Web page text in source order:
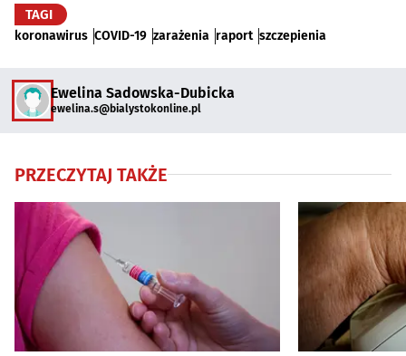
TAGI
koronawirus COVID-19 zarażenia raport szczepienia
Ewelina Sadowska-Dubicka
ewelina.s@bialystokonline.pl
PRZECZYTAJ TAKŻE